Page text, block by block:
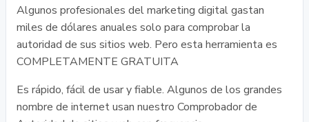
Algunos profesionales del marketing digital gastan
miles de dólares anuales solo para comprobar la
autoridad de sus sitios web. Pero esta herramienta es
COMPLETAMENTE GRATUITA
Es rápido, fácil de usar y fiable. Algunos de los grandes
nombre de internet usan nuestro Comprobador de